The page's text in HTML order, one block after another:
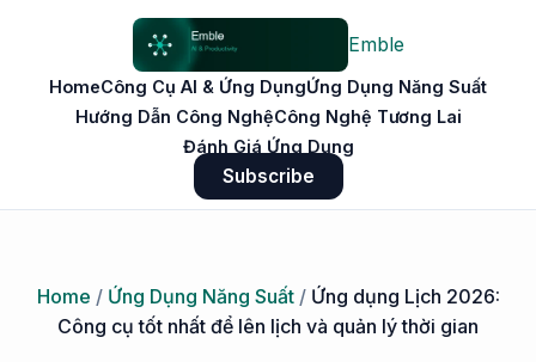
Emble
HomeCông Cụ AI & Ứng DụngỨng Dụng Năng Suất
Hướng Dẫn Công NghệCông Nghệ Tương Lai
Đánh Giá Ứng Dụng
Subscribe
Home / Ứng Dụng Năng Suất/ Ứng dụng Lịch 2026:
Công cụ tốt nhất để lên lịch và quản lý thời gian